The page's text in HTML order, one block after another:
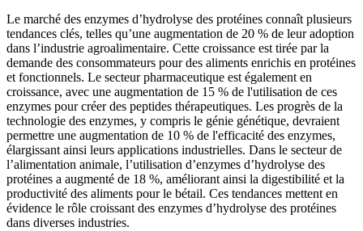
Le marché des enzymes d’hydrolyse des protéines connaît plusieurs
tendances clés, telles qu’une augmentation de 20 % de leur adoption
dans l’industrie agroalimentaire. Cette croissance est tirée par la
demande des consommateurs pour des aliments enrichis en protéines
et fonctionnels. Le secteur pharmaceutique est également en
croissance, avec une augmentation de 15 % de l'utilisation de ces
enzymes pour créer des peptides thérapeutiques. Les progrès de la
technologie des enzymes, y compris le génie génétique, devraient
permettre une augmentation de 10 % de l'efficacité des enzymes,
élargissant ainsi leurs applications industrielles. Dans le secteur de
l’alimentation animale, l’utilisation d’enzymes d’hydrolyse des
protéines a augmenté de 18 %, améliorant ainsi la digestibilité et la
productivité des aliments pour le bétail. Ces tendances mettent en
évidence le rôle croissant des enzymes d’hydrolyse des protéines
dans diverses industries.